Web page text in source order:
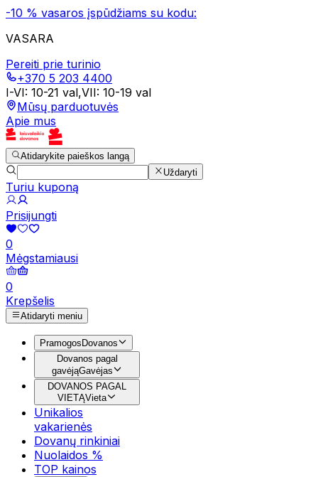
-10 % vasaros įspūdžiams su kodu:
VASARA
Pereiti prie turinio
+370 5 203 4400
I-VI: 10-21 val,VII: 10-19 val
Mūsų parduotuvės
Apie mus
Atidarykite paieškos langą
Uždaryti
Turiu kuponą
Prisijungti
0
Mėgstamiausi
0
Krepšelis
Atidaryti meniu
Pramogos Dovanos
Dovanos pagal
gavėjąGavėjas
DOVANOS PAGAL
VIETĄVieta
Unikalios
vakarienės
Dovanų rinkiniai
Nuolaidos %
TOP kainos